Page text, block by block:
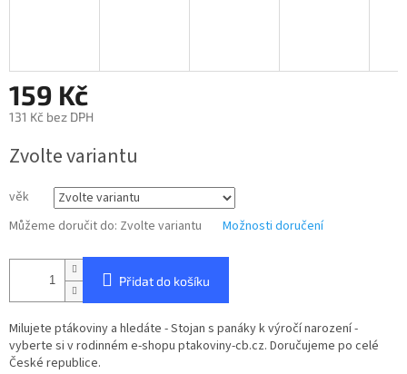
159 Kč
131 Kč bez DPH
cena:
Zvolte variantu
věk
Můžeme doručit do: Zvolte variantu Možnosti doručení
Přidat do košíku
Milujete ptákoviny a hledáte - Stojan s panáky k výročí narození -
vyberte si v rodinném e-shopu ptakoviny-cb.cz. Doručujeme po celé
České republice.